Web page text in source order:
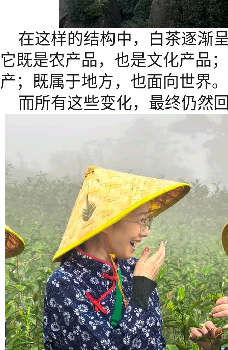
在这样的结构中，白茶逐渐
它既是农产品，也是文化产品
产；既属于地方，也面向世界。
而所有这些变化，最终仍然